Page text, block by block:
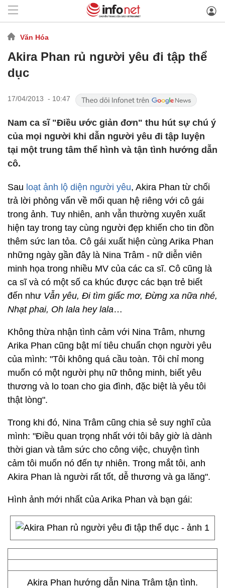
Văn Hóa
Akira Phan rủ người yêu đi tập thể
dục
17/04/2013 - 10:47
Nam ca sĩ "Điều ước giản đơn" thu hút sự chú ý
của mọi người khi dẫn người yêu đi tập luyện
tại một trung tâm thể hình và tận tình hướng dẫn
cô.
Sau loạt ảnh lộ diện người yêu, Akira Phan từ chối
trả lời phỏng vấn về mối quan hệ riêng với cô gái
trong ảnh. Tuy nhiên, anh vẫn thường xuyên xuất
hiện tay trong tay cùng người đẹp khiến cho tin đồn
thêm sức lan tỏa. Cô gái xuất hiện cùng Arika Phan
những ngày gần đây là Nina Trâm - nữ diễn viên
minh họa trong nhiều MV của các ca sĩ. Cô cũng là
ca sĩ và có một số ca khúc được các bạn trẻ biết
đến như Vẫn yêu, Đi tìm giấc mơ, Đừng xa nữa nhé,
Nhạt phai, Oh lala hey lala…
Không thừa nhận tình cảm với Nina Trâm, nhưng
Arika Phan cũng bật mí tiêu chuẩn chọn người yêu
của mình: "Tôi không quá cầu toàn. Tôi chỉ mong
muốn có một người phụ nữ thông minh, biết yêu
thương và lo toan cho gia đình, đặc biệt là yêu tôi
thật lòng".
Trong khi đó, Nina Trâm cũng chia sẻ suy nghĩ của
mình: "Điều quan trọng nhất với tôi bây giờ là dành
thời gian và tâm sức cho công việc, chuyện tình
cảm tôi muốn nó đến tự nhiên. Trong mắt tôi, anh
Akira Phan là người rất tốt, dễ thương và ga lăng".
Hình ảnh mới nhất của Arika Phan và bạn gái:
Akira Phan hướng dẫn Nina Trâm tận tình.